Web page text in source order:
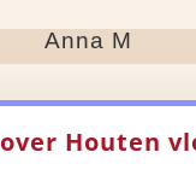
Anna M
Houten